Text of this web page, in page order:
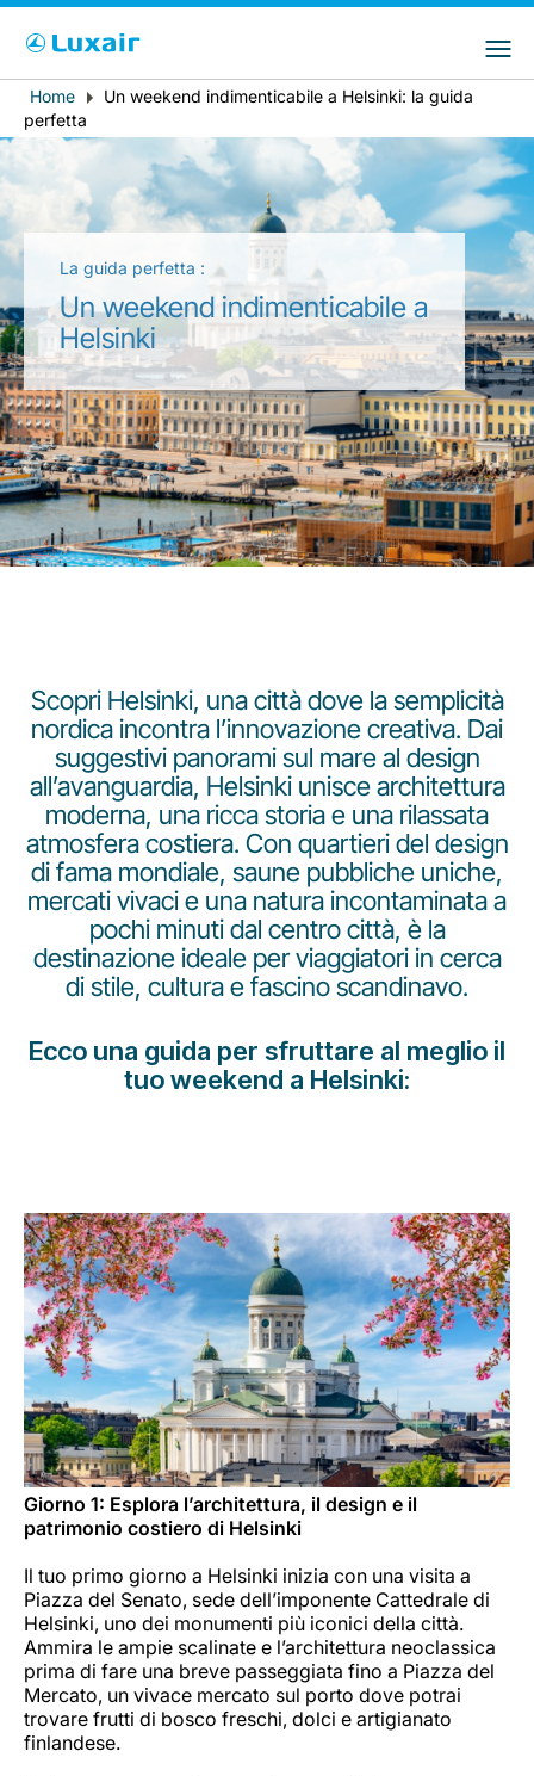
LuxairTours
Gruppo Luxair
Opportunità di lavoro con Luxair
Paese di residenza
Italiano
Breadcrumb
Home
Un weekend indimenticabile a Helsinki: la guida
perfetta
La guida perfetta :
Un weekend indimenticabile a
Helsinki
Scopri Helsinki, una città dove la semplicità
nordica incontra l’innovazione creativa. Dai
suggestivi panorami sul mare al design
all’avanguardia, Helsinki unisce architettura
moderna, una ricca storia e una rilassata
atmosfera costiera. Con quartieri del design
di fama mondiale, saune pubbliche uniche,
mercati vivaci e una natura incontaminata a
pochi minuti dal centro città, è la
destinazione ideale per viaggiatori in cerca
di stile, cultura e fascino scandinavo.
Ecco una guida per sfruttare al meglio il
tuo weekend a Helsinki:
Giorno 1: Esplora l’architettura, il design e il
patrimonio costiero di Helsinki
Il tuo primo giorno a Helsinki inizia con una visita a
Piazza del Senato, sede dell’imponente Cattedrale di
Helsinki, uno dei monumenti più iconici della città.
Ammira le ampie scalinate e l’architettura neoclassica
prima di fare una breve passeggiata fino a Piazza del
Mercato, un vivace mercato sul porto dove potrai
trovare frutti di bosco freschi, dolci e artigianato
finlandese.